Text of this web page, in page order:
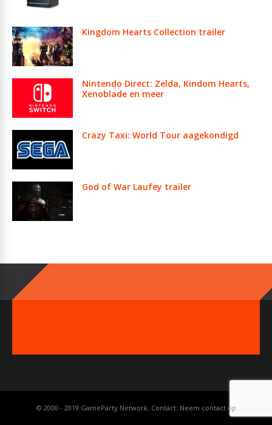
Kingdom Hearts Collection trailer
Nintendo Direct: Zelda, Kindom Hearts,
Xenoblade en meer
Crazy Taxi: World Tour aagekondigd
God of War Laufey trailer
© 2000 - 2019 GameParty Network. Contact: Neem contact op